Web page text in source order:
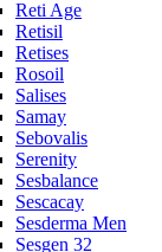
Reti Age
Retisil
Retises
Rosoil
Salises
Samay
Sebovalis
Serenity
Sesbalance
Sescacay
Sesderma Men
Sesgen 32